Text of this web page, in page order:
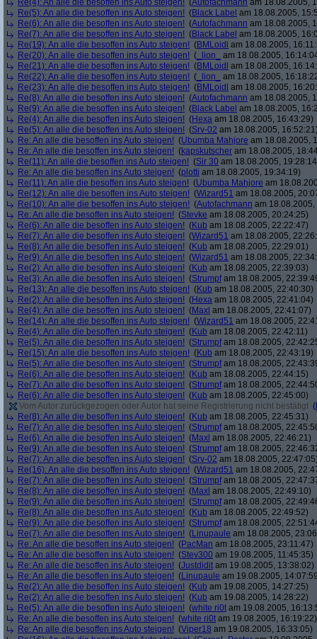
Re(4): An alle die besoffen ins Auto steigen! (Autofachmann am 18.08.2005,
Re(5): An alle die besoffen ins Auto steigen! (Black Label am 18.08.2005,
Re(6): An alle die besoffen ins Auto steigen! (Autofachmann am 18.08.2005,
Re(7): An alle die besoffen ins Auto steigen! (Black Label am 18.08.2005,
Re(19): An alle die besoffen ins Auto steigen! (BMLoidl am 18.08.2005,
Re(20): An alle die besoffen ins Auto steigen! ( _lion_
am 18.08.2005,
Re(21): An alle die besoffen ins Auto steigen! (BMLoidl am 18.08.2005,
Re(22): An alle die besoffen ins Auto steigen! ( _lion_
am 18.08.2005,
Re(23): An alle die besoffen ins Auto steigen! (BMLoidl am 18.08.2005,
Re(8): An alle die besoffen ins Auto steigen! (Autofachmann am 18.08.2005,
Re(9): An alle die besoffen ins Auto steigen! (Black Label am 18.08.2005,
Re(4): An alle die besoffen ins Auto steigen! (Hexa am 18.08.2005, 16:43:29)
Re(5): An alle die besoffen ins Auto steigen! (Srv-02 am 18.08.2005,
Re: An alle die besoffen ins Auto steigen! (Ubumba Mahjore am 18.08.2005,
Re: An alle die besoffen ins Auto steigen! (kapskutscher am 18.08.2005,
Re(11): An alle die besoffen ins Auto steigen! (Sir 30 am 18.08.2005,
Re: An alle die besoffen ins Auto steigen! (plotti am 18.08.2005, 19:34:19)
Re(11): An alle die besoffen ins Auto steigen! (Ubumba Mahjore am
Re(12): An alle die besoffen ins Auto steigen! (Wizard51 am 18.08.2005,
Re(10): An alle die besoffen ins Auto steigen! (Autofachmann am
Re: An alle die besoffen ins Auto steigen! (Stevke am 18.08.2005, 20:24:25)
Re(6): An alle die besoffen ins Auto steigen! (Kub am 18.08.2005, 22:22:47)
Re(7): An alle die besoffen ins Auto steigen! (Wizard51 am 18.08.2005,
Re(8): An alle die besoffen ins Auto steigen! (Kub am 18.08.2005, 22:29:01)
Re(9): An alle die besoffen ins Auto steigen! (Wizard51 am 18.08.2005,
Re(2): An alle die besoffen ins Auto steigen! (Kub am 18.08.2005, 22:39:03)
Re(3): An alle die besoffen ins Auto steigen! (Strumpfam 18.08.2005,
Re(13): An alle die besoffen ins Auto steigen! (Kub am 18.08.2005, 22:40:30)
Re(2): An alle die besoffen ins Auto steigen! (Hexa am 18.08.2005, 22:41:04)
Re(4): An alle die besoffen ins Auto steigen! (Maxl am 18.08.2005, 22:41:07)
Re(14): An alle die besoffen ins Auto steigen! (Wizard51 am 18.08.2005,
Re(4): An alle die besoffen ins Auto steigen! (Kub am 18.08.2005, 22:42:11)
Re(5): An alle die besoffen ins Auto steigen! (Strumpfam 18.08.2005,
Re(15): An alle die besoffen ins Auto steigen! (Kub am 18.08.2005, 22:43:19)
Re(5): An alle die besoffen ins Auto steigen! (Strumpfam 18.08.2005,
Re(6): An alle die besoffen ins Auto steigen! (Kub am 18.08.2005, 22:44:15)
Re(7): An alle die besoffen ins Auto steigen! (Strumpfam 18.08.2005,
Re(6): An alle die besoffen ins Auto steigen! (Kub am 18.08.2005, 22:45:00)
Vom Autor zurückgezogen oder Autor hat seine Registrierung nicht bestätigt (
Re(8): An alle die besoffen ins Auto steigen! (Kub am 18.08.2005, 22:45:31)
Re(7): An alle die besoffen ins Auto steigen! (Strumpfam 18.08.2005,
Re(6): An alle die besoffen ins Auto steigen! (Maxl am 18.08.2005, 22:46:21)
Re(9): An alle die besoffen ins Auto steigen! (Strumpfam 18.08.2005,
Re(7): An alle die besoffen ins Auto steigen! (Srv-02 am 18.08.2005,
Re(16): An alle die besoffen ins Auto steigen! (Wizard51 am 18.08.2005,
Re(7): An alle die besoffen ins Auto steigen! (Strumpfam 18.08.2005,
Re(8): An alle die besoffen ins Auto steigen! (Maxl am 18.08.2005, 22:49:10)
Re(9): An alle die besoffen ins Auto steigen! (Strumpfam 18.08.2005,
Re(8): An alle die besoffen ins Auto steigen! (Kub am 18.08.2005, 22:49:52)
Re(9): An alle die besoffen ins Auto steigen! (Strumpfam 18.08.2005,
Re(7): An alle die besoffen ins Auto steigen! (Linupaule am 18.08.2005,
Re: An alle die besoffen ins Auto steigen! (PacMan am 18.08.2005, 23:11:47)
Re: An alle die besoffen ins Auto steigen! (Stev300 am 19.08.2005, 11:45:35)
Re: An alle die besoffen ins Auto steigen! (Justdidit am 19.08.2005, 13:38:02)
Re: An alle die besoffen ins Auto steigen! (Linupaule am 19.08.2005,
Re(2): An alle die besoffen ins Auto steigen! (Kub am 19.08.2005, 14:27:25)
Re(2): An alle die besoffen ins Auto steigen! (Kub am 19.08.2005, 14:28:22)
Re(5): An alle die besoffen ins Auto steigen! (white ri0t am 19.08.2005,
Re: An alle die besoffen ins Auto steigen! (white ri0t am 19.08.2005, 16:19:22)
Re: An alle die besoffen ins Auto steigen! (Viper18 am 19.08.2005, 16:33:05)